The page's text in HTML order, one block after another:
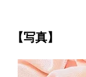
【写真】